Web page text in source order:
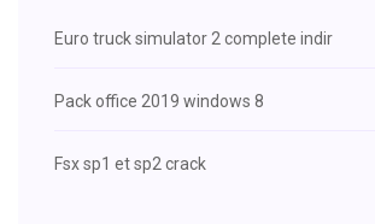
Euro truck simulator 2 complete indir
Pack office 2019 windows 8
Fsx sp1 et sp2 crack